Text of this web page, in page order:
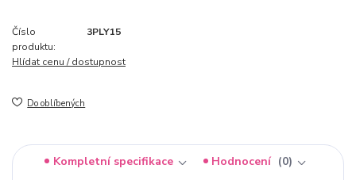
Číslo
produktu:
3PLY15
Hlídat cenu / dostupnost
Do oblíbených
Kompletní specifikace Hodnocení
0